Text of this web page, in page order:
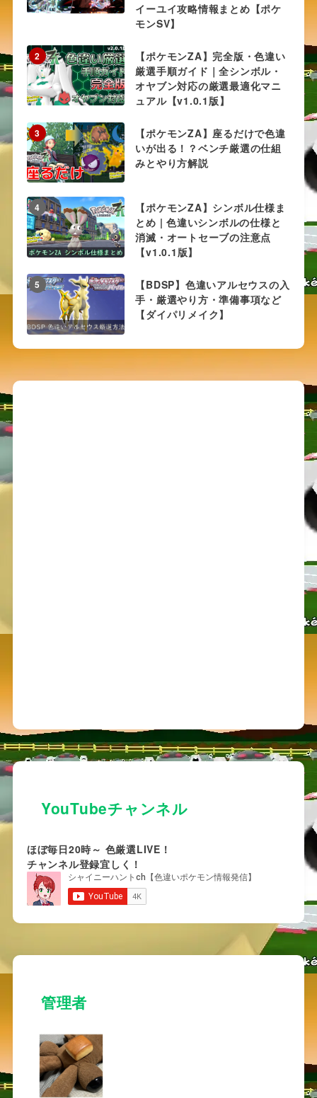
イーユイ攻略情報まとめ【ポケ
モンSV】
2
【ポケモンZA】完全版・色違い
厳選手順ガイド｜全シンボル・
オヤブン対応の厳選最適化マニ
ュアル【v1.0.1版】
3
【ポケモンZA】座るだけで色違
いが出る！？ベンチ厳選の仕組
みとやり方解説
4
【ポケモンZA】シンボル仕様ま
とめ | 色違いシンボルの仕様と
消滅・オートセーブの注意点
【v1.0.1版】
5
【BDSP】色違いアルセウスの入
手・厳選やり方・準備事項など
【ダイパリメイク】
YouTubeチャンネル
ほぼ毎日20時～ 色厳選LIVE！
チャンネル登録宜しく！
管理者